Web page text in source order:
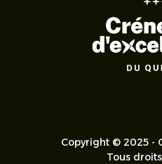
Copyright © 2025 -
Tous